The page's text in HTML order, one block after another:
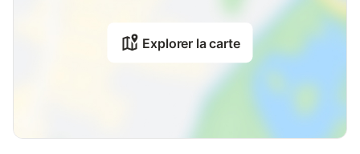
Explorer la carte